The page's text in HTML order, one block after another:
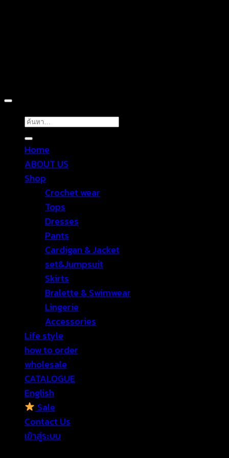
ค้นหา:
Home
ABOUT US
Shop
Crochet wear
Tops
Dresses
Pants
Cardigan & Jacket
set&Jumpsuit
Skirts
Bralette & Swimwear
Lingerie
Accessories
Life style
how to order
wholesale
CATALOGUE
English
Sale
Contact Us
เข้าสู่ระบบ